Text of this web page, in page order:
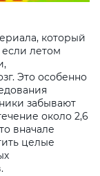
который
летом
Это особенно
забывают
около 2,6
вначале
целые